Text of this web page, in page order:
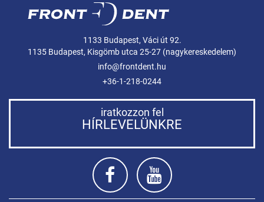
1133 Budapest, Váci út 92.
1135 Budapest, Kisgömb utca 25-27 (nagykereskedelem)
info@frontdent.hu
+36-1-218-0244
iratkozzon fel
HÍRLEVELÜNKRE